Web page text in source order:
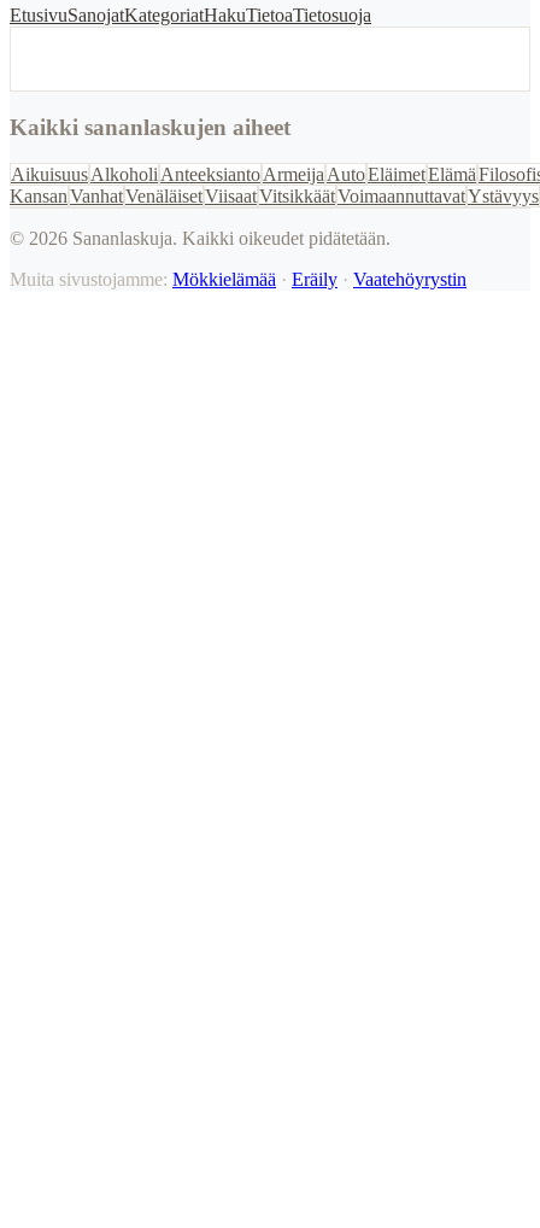
EtusivuSanojatKategoriatHakuTietoaTietosuoja
Kaikki sananlaskujen aiheet
AikuisuusAlkoholi AnteeksiantoArmeija AutoEläimetElämä
KansanVanhatVenäläisetViisaatVitsikkäätVoimaannuttavatYstävyys
© 2026 Sananlaskuja. Kaikki oikeudet pidätetään.
Muita sivustojamme: Mökkielämää · Eräily · Vaatehöyrystin